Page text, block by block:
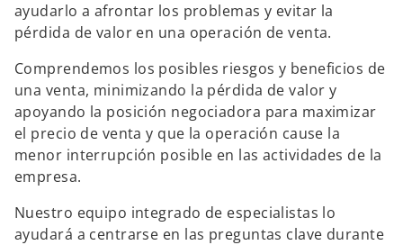
ayudarlo a afrontar los problemas y evitar la
pérdida de valor en una operación de venta.
Comprendemos los posibles riesgos y beneficios de
una venta, minimizando la pérdida de valor y
apoyando la posición negociadora para maximizar
el precio de venta y que la operación cause la
menor interrupción posible en las actividades de la
empresa.
Nuestro equipo integrado de especialistas lo
ayudará a centrarse en las preguntas clave durante